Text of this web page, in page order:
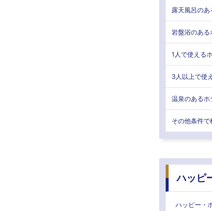
露天風呂のあ
岩盤浴のある
1人で使える
3人以上で使
温泉のあるホ
その他条件で
ハッピ
ハッピー・